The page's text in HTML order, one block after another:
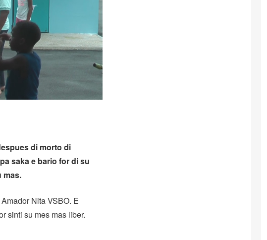
di morto di
saka e bario for di su
mas.
Nita VSBO. E
sinti su mes mas liber.